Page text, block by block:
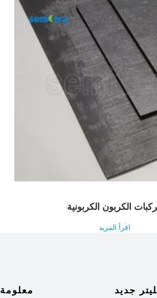
الكربون الكربونية
اقرأ المزيد
معلومة جديد